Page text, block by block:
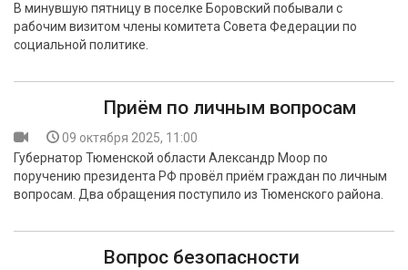
В минувшую пятницу в поселке Боровский побывали с
рабочим визитом члены комитета Совета Федерации по
социальной политике.
Приём по личным вопросам
09 октября 2025, 11:00
Губернатор Тюменской области Александр Моор по
поручению президента РФ провёл приём граждан по личным
вопросам. Два обращения поступило из Тюменского района.
Вопрос безопасности